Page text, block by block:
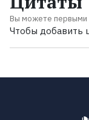
Вы можете первыми
Чтобы добавить